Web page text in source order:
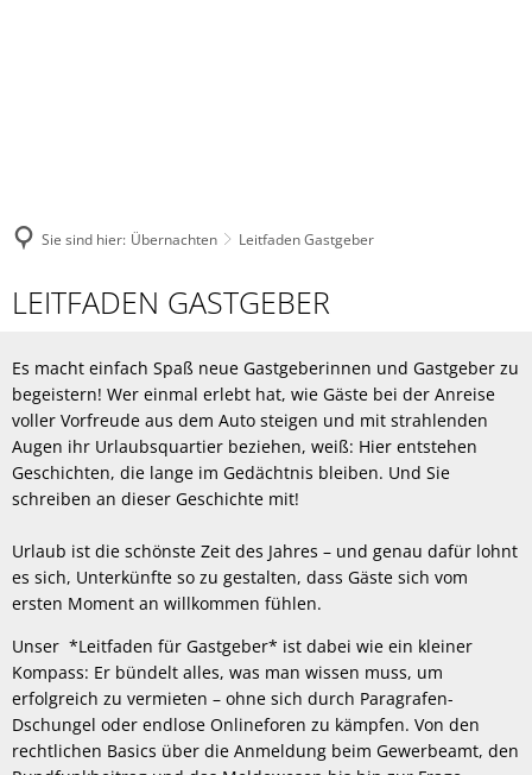
Sie sind hier: Übernachten Leitfaden Gastgeber
Leitfaden
LEITFADEN GASTGEBER
Es macht einfach Spaß neue Gastgeberinnen und Gastgeber zu
begeistern! Wer einmal erlebt hat, wie Gäste bei der Anreise
voller Vorfreude aus dem Auto steigen und mit strahlenden
Augen ihr Urlaubsquartier beziehen, weiß: Hier entstehen
Geschichten, die lange im Gedächtnis bleiben. Und Sie
schreiben an dieser Geschichte mit!
Urlaub ist die schönste Zeit des Jahres – und genau dafür lohnt
es sich, Unterkünfte so zu gestalten, dass Gäste sich vom
ersten Moment an willkommen fühlen.
Unser *Leitfaden für Gastgeber* ist dabei wie ein kleiner
Kompass: Er bündelt alles, was man wissen muss, um
erfolgreich zu vermieten – ohne sich durch Paragrafen-
Dschungel oder endlose Onlineforen zu kämpfen. Von den
rechtlichen Basics über die Anmeldung beim Gewerbeamt, den